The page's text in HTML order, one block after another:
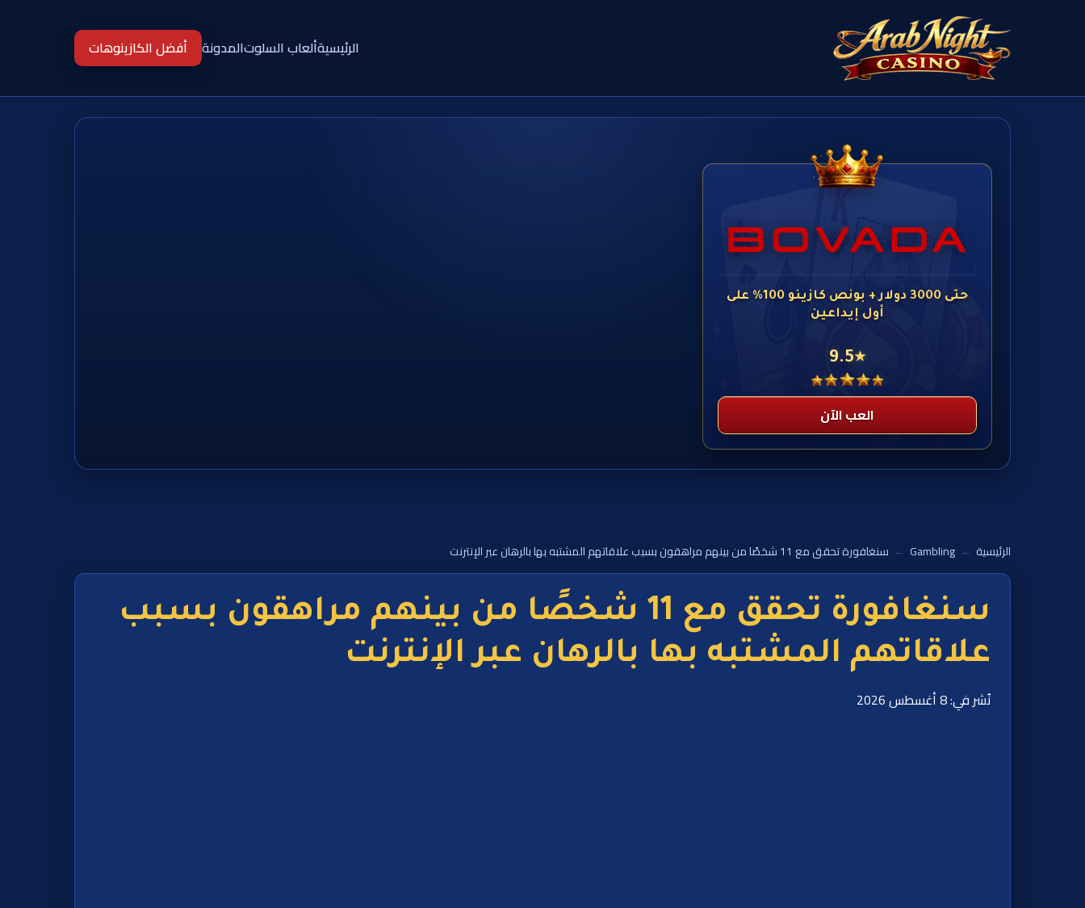
الرئيسيةألعاب السلوتالمدونة أفضل الكازينوهات
حتى 3000 دولار + بونص كازينو 100% على
أول إيداعين
★
9.5
العب الآن
الرئيسية ←
Gambling
← سنغافورة تحقق مع 11 شخصًا من بينهم مراهقون بسبب علاقاتهم المشتبه بها بالرهان عبر الإنترنت
سنغافورة تحقق مع 11 شخصًا من بينهم مراهقون بسبب
علاقاتهم المشتبه بها بالرهان عبر الإنترنت
نُشر في: 8 أغسطس 2026